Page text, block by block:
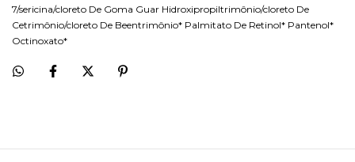
7/sericina/cloreto De Goma Guar Hidroxipropiltrimônio/cloreto De
Cetrimônio/cloreto De Beentrimônio* Palmitato De Retinol* Pantenol*
Octinoxato*